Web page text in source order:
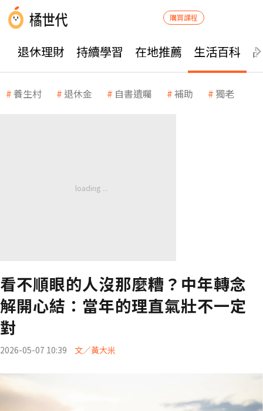
購買課程
退休理財 持續學習 在地推薦 生活百科
養生村 退休金 自書遺囑 補助 獨老
看不順眼的人沒那麼糟？中年轉念
解開心結：當年的理直氣壯不一定
對
2026-05-07 10:39 文／黃大米